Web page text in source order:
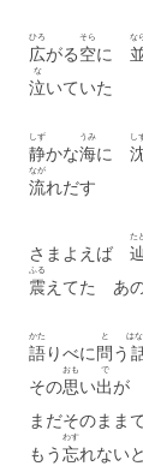
広
ひろ
がる空
そら
に
な
泣
な
いていた
静
しず
かな海
うみ
に
し
流
なが
れだす
さまよえば 辿
た
震
ふる
えてた あ
語
かた
りべに問
と
う
は
その思
おも
い出
で
が
まだそのまま
もう忘
わす
れないと